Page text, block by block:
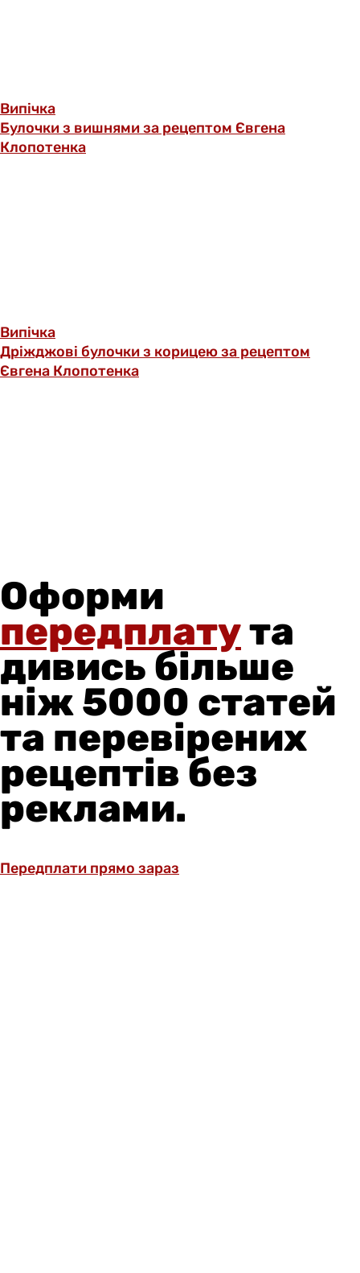
Випічка
Булочки з вишнями за рецептом Євгена
Клопотенка
Випічка
Дріжджові булочки з корицею за рецептом
Євгена Клопотенка
Оформи
передплатута
дивись більше
ніж 5000 статей
та перевірених
рецептів без
реклами.
Передплати прямо зараз